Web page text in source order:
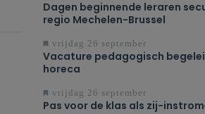
Dagen beginnende leraren
regio Mechelen-Brussel
vrijdag 26 september
Vacature pedagogisch
horeca
vrijdag 26 september
Pas voor de klas als zij-